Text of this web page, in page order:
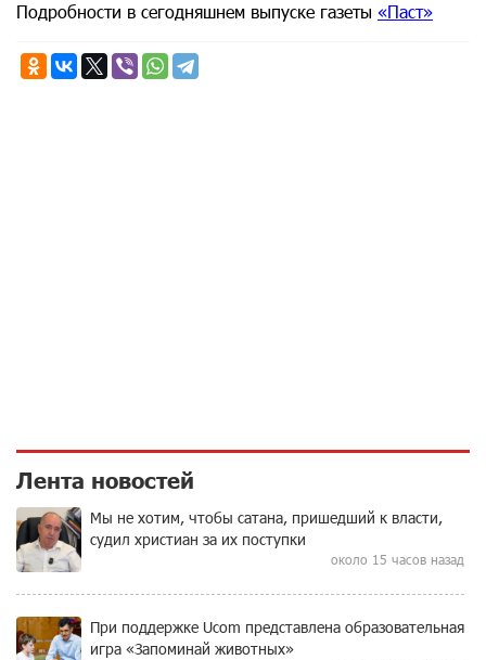
Подробности в сегодняшнем выпуске газеты «Паст»
Лента новостей
Мы не хотим, чтобы сатана, пришедший к власти,
судил христиан за их поступки
около 15 часов назад
При поддержке Ucom представлена образовательная
игра «Запоминай животных»